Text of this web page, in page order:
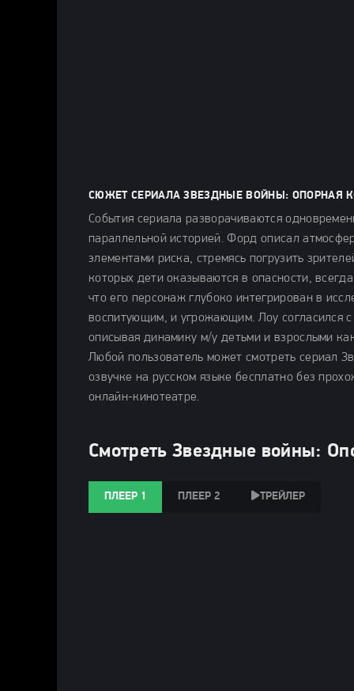
СЮЖЕТ СЕРИАЛА ЗВЕЗДНЫЕ ВОЙНЫ: ОПОРНАЯ
События сериала разворачиваются
параллельной историей. Форд описал
элементами риска, стремясь погрузить
которых дети оказываются в опасности,
что его персонаж глубоко интегрирован в
воспитующим, и угрожающим. Лоу согласился
описывая динамику м/у детьми и взрослыми
Любой пользователь может смотреть сериал
озвучке на русском языке бесплатно без
онлайн-кинотеатре.
Смотреть Звездные войны:
ПЛЕЕР 1 ПЛЕЕР 2 ТРЕЙЛЕР